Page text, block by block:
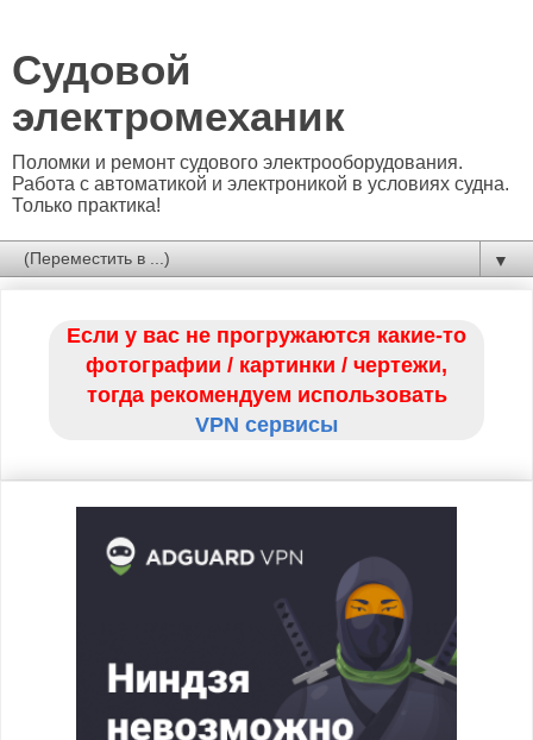
Судовой
электромеханик
Поломки и ремонт судового электрооборудования.
Работа с автоматикой и электроникой в условиях судна.
Только практика!
▼
Если у вас не прогружаются какие-то
фотографии / картинки / чертежи,
тогда рекомендуем использовать
VPN сервисы